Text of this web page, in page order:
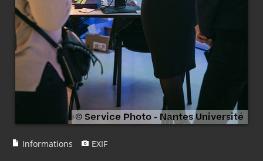
Informations EXIF